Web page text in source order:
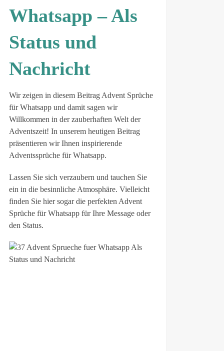
Whatsapp – Als
Status und
Nachricht
Wir zeigen in diesem Beitrag Advent Sprüche
für Whatsapp und damit sagen wir
Willkommen in der zauberhaften Welt der
Adventszeit! In unserem heutigen Beitrag
präsentieren wir Ihnen inspirierende
Adventssprüche für Whatsapp.
Lassen Sie sich verzaubern und tauchen Sie
ein in die besinnliche Atmosphäre. Vielleicht
finden Sie hier sogar die perfekten Advent
Sprüche für Whatsapp für Ihre Message oder
den Status.